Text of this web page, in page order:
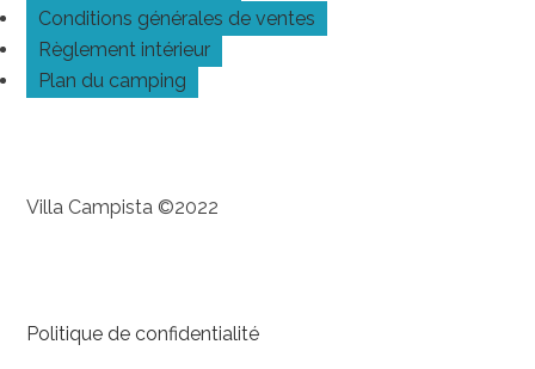
Conditions générales de ventes
Règlement intérieur
Plan du camping
Villa Campista ©2022
Politique de confidentialité